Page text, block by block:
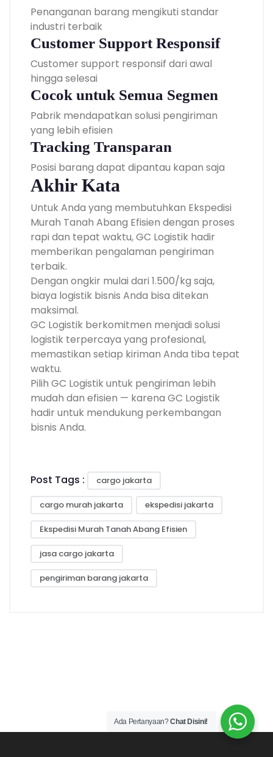
Penanganan barang mengikuti standar
industri terbaik
Customer Support Responsif
Customer support responsif dari awal
hingga selesai
Cocok untuk Semua Segmen
Pabrik mendapatkan solusi pengiriman
yang lebih efisien
Tracking Transparan
Posisi barang dapat dipantau kapan saja
Akhir Kata
Untuk Anda yang membutuhkan Ekspedisi
Murah Tanah Abang Efisien dengan proses
rapi dan tepat waktu, GC Logistik hadir
memberikan pengalaman pengiriman
terbaik.
Dengan ongkir mulai dari 1.500/kg saja,
biaya logistik bisnis Anda bisa ditekan
maksimal.
GC Logistik berkomitmen menjadi solusi
logistik terpercaya yang profesional,
memastikan setiap kiriman Anda tiba tepat
waktu.
Pilih GC Logistik untuk pengiriman lebih
mudah dan efisien — karena GC Logistik
hadir untuk mendukung perkembangan
bisnis Anda.
Post Tags : cargo jakarta
cargo murah jakarta ekspedisi jakarta
Ekspedisi Murah Tanah Abang Efisien
jasa cargo jakarta
pengiriman barang jakarta
Ada Pertanyaan?Chat Disini!